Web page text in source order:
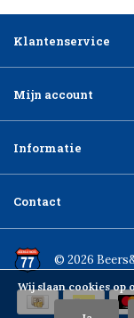
Klantenservice
Mijn account
Informatie
Contact
© 2026
Wij slaan cookies op